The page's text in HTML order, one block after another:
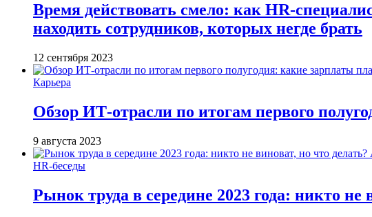
Время действовать смело: как HR-
находить сотрудников, которых негде брать
12 сентября 2023
Карьера
Обзор ИТ-отрасли по итогам первого
9 августа 2023
HR-беседы
Рынок труда в середине 2023 года: никто